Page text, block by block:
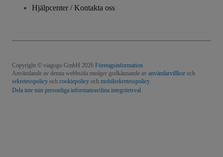
Hjälpcenter / Kontakta oss
Copyright © viagogo GmbH 2026 Företagsinformation
Användande av denna webbsida medger godkännande av användarvillkor och
sekretesspolicy och cookiepolicy och mobilsekretesspolicy
Dela inte min personliga information/dina integritetsval